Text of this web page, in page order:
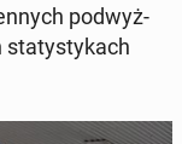
pod­wyż­
sta­ty­sty­kach